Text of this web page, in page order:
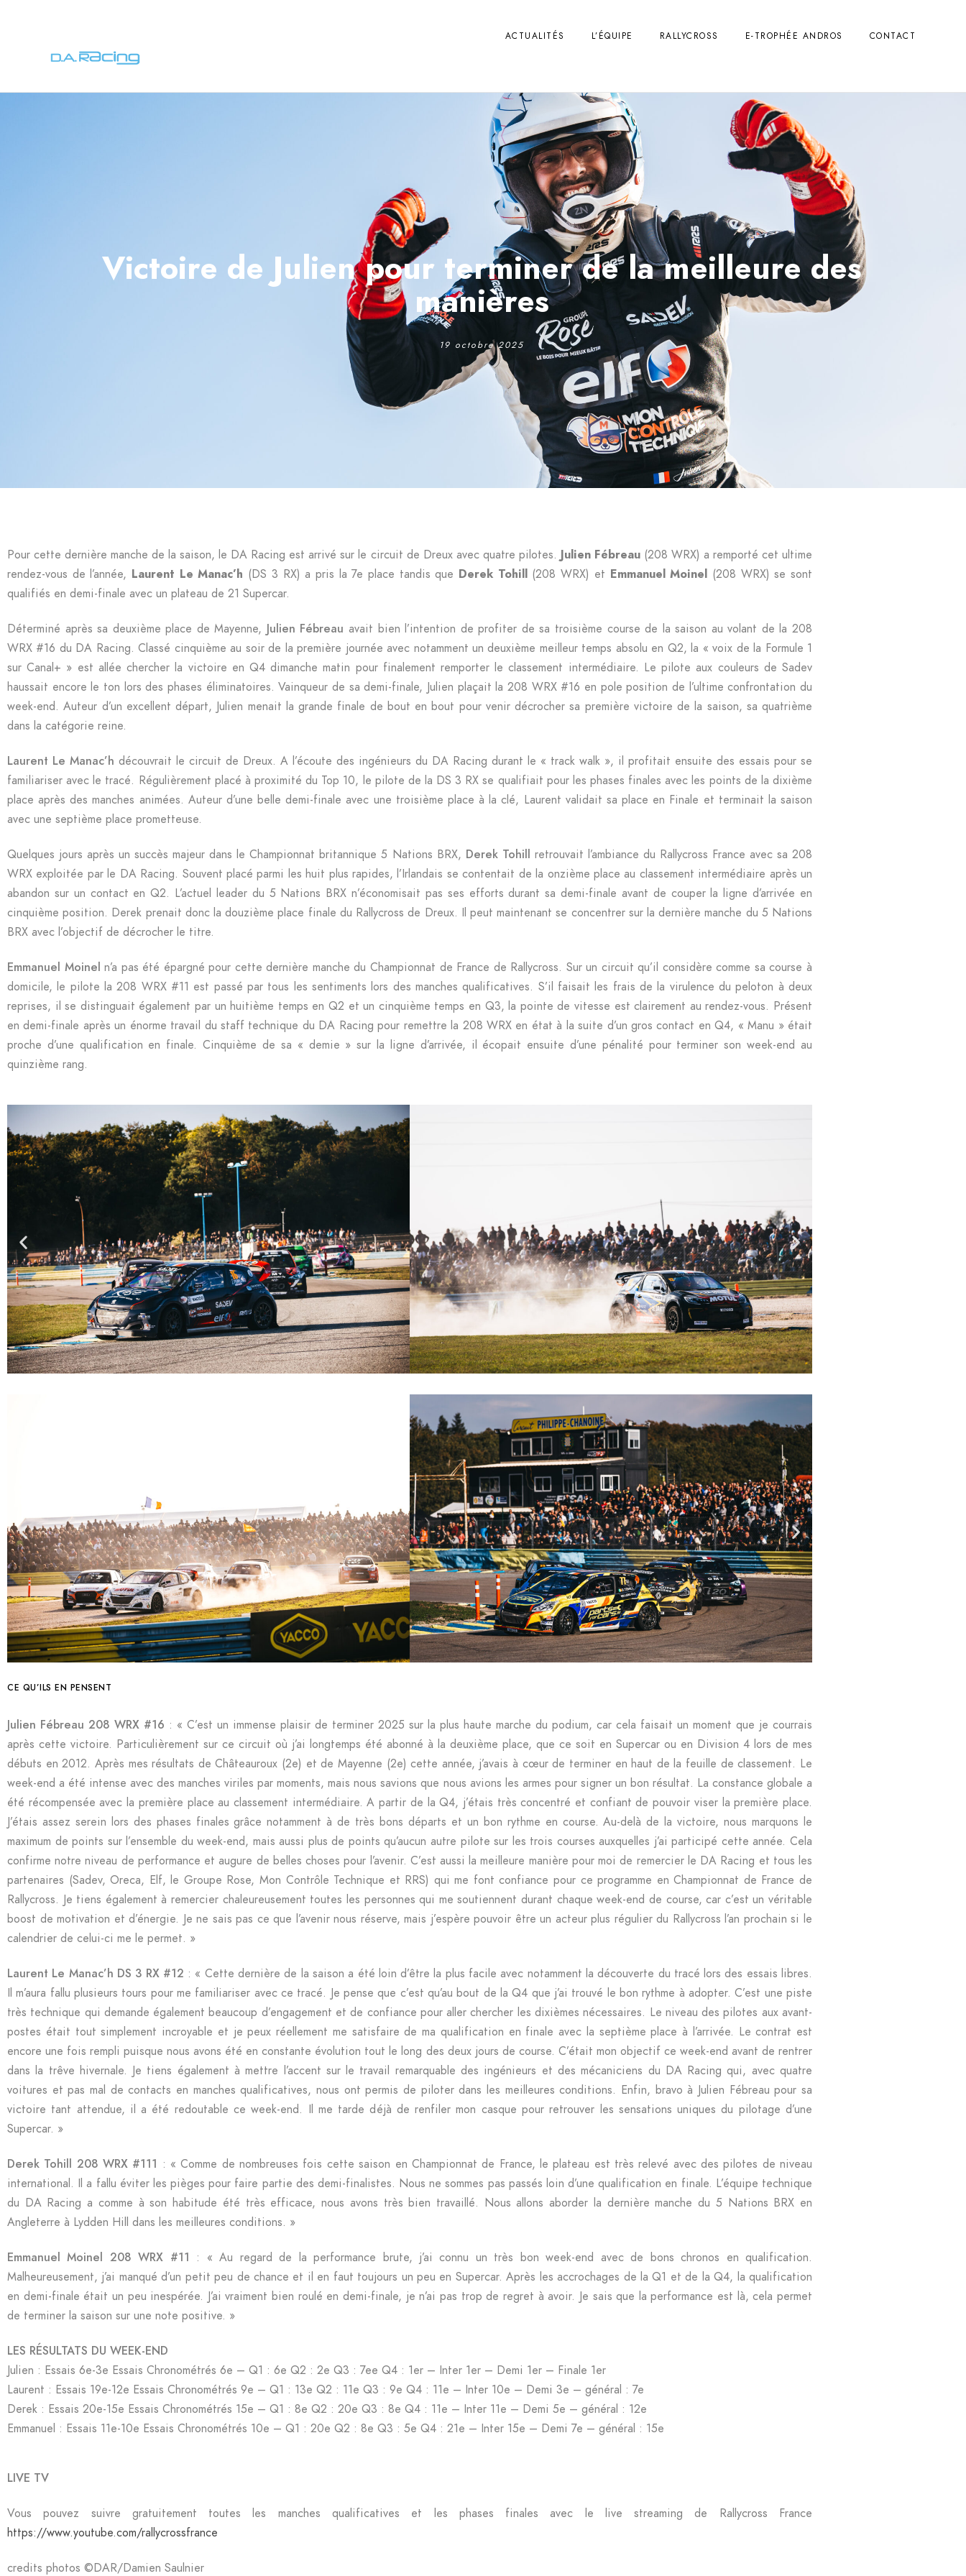
ACTUALITÉS L’ÉQUIPE RALLYCROSS E-TROPHÉE ANDROS CONTACT
Victoire de Julien pour terminer de la meilleure des
manières
19 octobre 2025
Pour cette dernière manche de la saison, le DA Racing est arrivé sur le circuit de Dreux avec quatre pilotes. Julien Fébreau(208 WRX) a remporté cet ultime
rendez-vous de l’année, Laurent Le Manac’h (DS 3 RX) a pris la 7e place tandis que Derek Tohill(208 WRX) et Emmanuel Moinel (208 WRX) se sont
qualifiés en demi-finale avec un plateau de 21 Supercar.
Déterminé après sa deuxième place de Mayenne, Julien Fébreau avait bien l’intention de profiter de sa troisième course de la saison au volant de la 208
WRX #16 du DA Racing. Classé cinquième au soir de la première journée avec notamment un deuxième meilleur temps absolu en Q2, la « voix de la Formule 1
sur Canal+ » est allée chercher la victoire en Q4 dimanche matin pour finalement remporter le classement intermédiaire. Le pilote aux couleurs de Sadev
haussait encore le ton lors des phases éliminatoires. Vainqueur de sa demi-finale, Julien plaçait la 208 WRX #16 en pole position de l’ultime confrontation du
week-end. Auteur d’un excellent départ, Julien menait la grande finale de bout en bout pour venir décrocher sa première victoire de la saison, sa quatrième
dans la catégorie reine.
Laurent Le Manac’h découvrait le circuit de Dreux. A l’écoute des ingénieurs du DA Racing durant le « track walk », il profitait ensuite des essais pour se
familiariser avec le tracé. Régulièrement placé à proximité du Top 10, le pilote de la DS 3 RX se qualifiait pour les phases finales avec les points de la dixième
place après des manches animées. Auteur d’une belle demi-finale avec une troisième place à la clé, Laurent validait sa place en Finale et terminait la saison
avec une septième place prometteuse.
Quelques jours après un succès majeur dans le Championnat britannique 5 Nations BRX, Derek Tohill retrouvait l’ambiance du Rallycross France avec sa 208
WRX exploitée par le DA Racing. Souvent placé parmi les huit plus rapides, l’Irlandais se contentait de la onzième place au classement intermédiaire après un
abandon sur un contact en Q2. L’actuel leader du 5 Nations BRX n’économisait pas ses efforts durant sa demi-finale avant de couper la ligne d’arrivée en
cinquième position. Derek prenait donc la douzième place finale du Rallycross de Dreux. Il peut maintenant se concentrer sur la dernière manche du 5 Nations
BRX avec l’objectif de décrocher le titre.
Emmanuel Moinel n’a pas été épargné pour cette dernière manche du Championnat de France de Rallycross. Sur un circuit qu’il considère comme sa course à
domicile, le pilote la 208 WRX #11 est passé par tous les sentiments lors des manches qualificatives. S’il faisait les frais de la virulence du peloton à deux
reprises, il se distinguait également par un huitième temps en Q2 et un cinquième temps en Q3, la pointe de vitesse est clairement au rendez-vous. Présent
en demi-finale après un énorme travail du staff technique du DA Racing pour remettre la 208 WRX en état à la suite d’un gros contact en Q4, « Manu » était
proche d’une qualification en finale. Cinquième de sa « demie » sur la ligne d’arrivée, il écopait ensuite d’une pénalité pour terminer son week-end au
quinzième rang.
CE QU’ILS EN PENSENT
Julien Fébreau 208 WRX #16 : « C’est un immense plaisir de terminer 2025 sur la plus haute marche du podium, car cela faisait un moment que je courrais
après cette victoire. Particulièrement sur ce circuit où j’ai longtemps été abonné à la deuxième place, que ce soit en Supercar ou en Division 4 lors de mes
débuts en 2012. Après mes résultats de Châteauroux (2e) et de Mayenne (2e) cette année, j’avais à cœur de terminer en haut de la feuille de classement. Le
week-end a été intense avec des manches viriles par moments, mais nous savions que nous avions les armes pour signer un bon résultat. La constance globale a
été récompensée avec la première place au classement intermédiaire. A partir de la Q4, j’étais très concentré et confiant de pouvoir viser la première place.
J’étais assez serein lors des phases finales grâce notamment à de très bons départs et un bon rythme en course. Au-delà de la victoire, nous marquons le
maximum de points sur l’ensemble du week-end, mais aussi plus de points qu’aucun autre pilote sur les trois courses auxquelles j’ai participé cette année. Cela
confirme notre niveau de performance et augure de belles choses pour l’avenir. C’est aussi la meilleure manière pour moi de remercier le DA Racing et tous les
partenaires (Sadev, Oreca, Elf, le Groupe Rose, Mon Contrôle Technique et RRS) qui me font confiance pour ce programme en Championnat de France de
Rallycross. Je tiens également à remercier chaleureusement toutes les personnes qui me soutiennent durant chaque week-end de course, car c’est un véritable
boost de motivation et d’énergie. Je ne sais pas ce que l’avenir nous réserve, mais j’espère pouvoir être un acteur plus régulier du Rallycross l’an prochain si le
calendrier de celui-ci me le permet. »
Laurent Le Manac’h DS 3 RX #12 : « Cette dernière de la saison a été loin d’être la plus facile avec notamment la découverte du tracé lors des essais libres.
Il m’aura fallu plusieurs tours pour me familiariser avec ce tracé. Je pense que c’est qu’au bout de la Q4 que j’ai trouvé le bon rythme à adopter. C’est une piste
très technique qui demande également beaucoup d’engagement et de confiance pour aller chercher les dixièmes nécessaires. Le niveau des pilotes aux avant-
postes était tout simplement incroyable et je peux réellement me satisfaire de ma qualification en finale avec la septième place à l’arrivée. Le contrat est
encore une fois rempli puisque nous avons été en constante évolution tout le long des deux jours de course. C’était mon objectif ce week-end avant de rentrer
dans la trêve hivernale. Je tiens également à mettre l’accent sur le travail remarquable des ingénieurs et des mécaniciens du DA Racing qui, avec quatre
voitures et pas mal de contacts en manches qualificatives, nous ont permis de piloter dans les meilleures conditions. Enfin, bravo à Julien Fébreau pour sa
victoire tant attendue, il a été redoutable ce week-end. Il me tarde déjà de renfiler mon casque pour retrouver les sensations uniques du pilotage d’une
Supercar. »
Derek Tohill 208 WRX #111 : « Comme de nombreuses fois cette saison en Championnat de France, le plateau est très relevé avec des pilotes de niveau
international. Il a fallu éviter les pièges pour faire partie des demi-finalistes. Nous ne sommes pas passés loin d’une qualification en finale. L’équipe technique
du DA Racing a comme à son habitude été très efficace, nous avons très bien travaillé. Nous allons aborder la dernière manche du 5 Nations BRX en
Angleterre à Lydden Hill dans les meilleures conditions. »
Emmanuel Moinel 208 WRX #11 : « Au regard de la performance brute, j’ai connu un très bon week-end avec de bons chronos en qualification.
Malheureusement, j’ai manqué d’un petit peu de chance et il en faut toujours un peu en Supercar. Après les accrochages de la Q1 et de la Q4, la qualification
en demi-finale était un peu inespérée. J’ai vraiment bien roulé en demi-finale, je n’ai pas trop de regret à avoir. Je sais que la performance est là, cela permet
de terminer la saison sur une note positive. »
LES RÉSULTATS DU WEEK-END
Julien : Essais 6e-3e Essais Chronométrés 6e – Q1 : 6e Q2 : 2e Q3 : 7ee Q4 : 1er – Inter 1er – Demi 1er – Finale 1er
Laurent : Essais 19e-12e Essais Chronométrés 9e – Q1 : 13e Q2 : 11e Q3 : 9e Q4 : 11e – Inter 10e – Demi 3e – général : 7e
Derek : Essais 20e-15e Essais Chronométrés 15e – Q1 : 8e Q2 : 20e Q3 : 8e Q4 : 11e – Inter 11e – Demi 5e – général : 12e
Emmanuel : Essais 11e-10e Essais Chronométrés 10e – Q1 : 20e Q2 : 8e Q3 : 5e Q4 : 21e – Inter 15e – Demi 7e – général : 15e
LIVE TV
Vous pouvez suivre gratuitement toutes les manches qualificatives et les phases finales avec le live streaming de Rallycross France
https://www.youtube.com/rallycrossfrance
credits photos ©️DAR/Damien Saulnier